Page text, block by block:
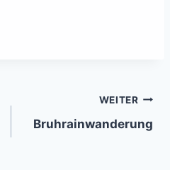
WEITER
Bruhrainwanderung